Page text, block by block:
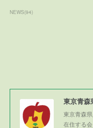
NEWS(94)
東京青森
東京青森
在住する